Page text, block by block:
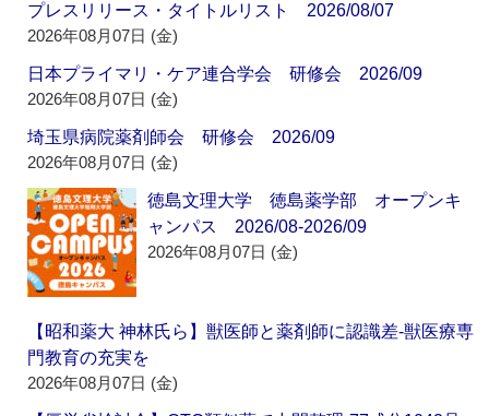
プレスリリース・タイトルリスト 2026/08/07
2026年08月07日 (金)
日本プライマリ・ケア連合学会 研修会 2026/09
2026年08月07日 (金)
埼玉県病院薬剤師会 研修会 2026/09
2026年08月07日 (金)
徳島文理大学 徳島薬学部 オープンキ
ャンパス 2026/08-2026/09
2026年08月07日 (金)
【昭和薬大 神林氏ら】獣医師と薬剤師に認識差‐獣医療専
門教育の充実を
2026年08月07日 (金)